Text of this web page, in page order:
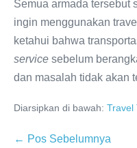
Semua armada tersebut
ingin menggunakan
ketahui bahwa
service sebelum
dan masalah tidak akan
Diarsipkan di bawah: Travel
← Pos Sebelumnya